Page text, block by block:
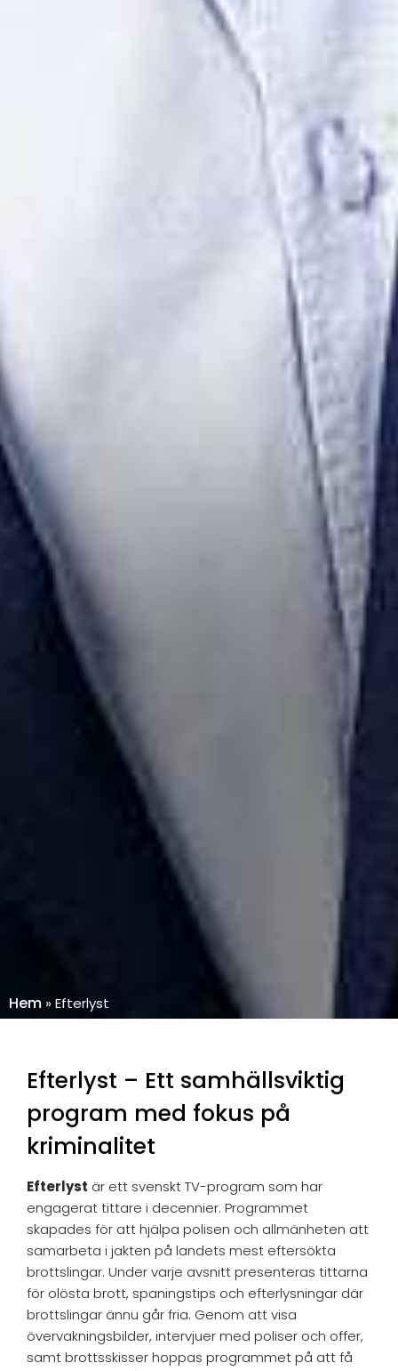
Hem » Efterlyst
Efterlyst – Ett samhällsviktig
program med fokus på
kriminalitet
Efterlyst är ett svenskt TV-program som har
engagerat tittare i decennier. Programmet
skapades för att hjälpa polisen och allmänheten att
samarbeta i jakten på landets mest eftersökta
brottslingar. Under varje avsnitt presenteras tittarna
för olösta brott, spaningstips och efterlysningar där
brottslingar ännu går fria. Genom att visa
övervakningsbilder, intervjuer med poliser och offer,
samt brottsskisser hoppas programmet på att få